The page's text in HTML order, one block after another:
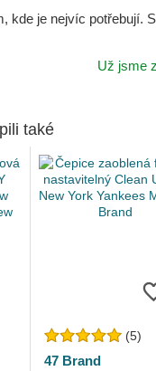
kde je nejvíc
Už jsme
také
(5)
47 Brand